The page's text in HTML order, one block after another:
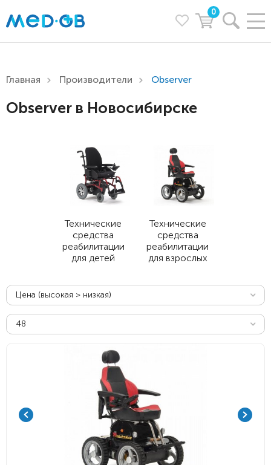
0
Главная Производители Observer
Observer в Новосибирске
Технические
средства
реабилитации
для детей
Технические
средства
реабилитации
для взрослых
Цена (высокая > низкая)
48